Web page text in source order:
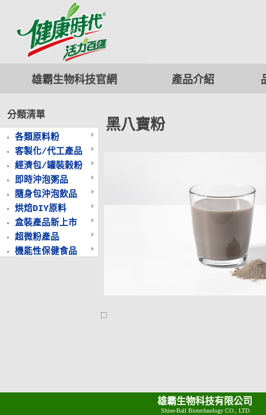
雄霸生物科技官網 產品介紹
分類清單
各類原料粉
客製化/代工產品
經濟包/罐裝榖粉
即時沖泡粥品
隨身包沖泡飲品
烘焙DIY原料
盒裝產品新上市
超微粉產品
機能性保健食品
黑八寶粉
雄霸生物科技有限公司
Shine-Ball Biotechnology CO., LTD.